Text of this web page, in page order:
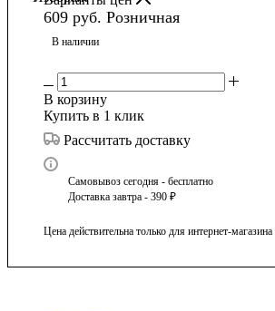
609 руб. Розничная
В наличии
В корзину
Купить в 1 клик
Рассчитать доставку
Самовывоз сегодня - бесплатно
Доставка завтра - 390 ₽
Цена действительна только для интернет-